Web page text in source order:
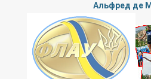
Альфред де